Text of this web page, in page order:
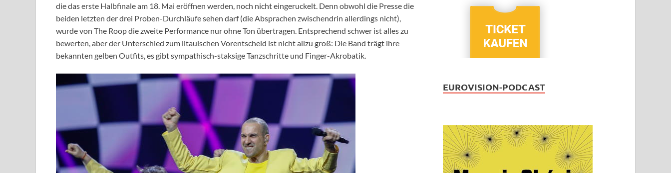
die das erste Halbfinale am 18. Mai eröffnen werden, noch nicht eingeruckelt. Denn obwohl die Presse die
beiden letzten der drei Proben-Durchläufe sehen darf (die Absprachen zwischendrin allerdings nicht),
wurde von The Roop die zweite Performance nur ohne Ton übertragen. Entsprechend schwer ist alles zu
bewerten, aber der Unterschied zum litauischen Vorentscheid ist nicht allzu groß: Die Band trägt ihre
bekannten gelben Outfits, es gibt sympathisch-staksige Tanzschritte und Finger-Akrobatik.
EUROVISION-PODCAST